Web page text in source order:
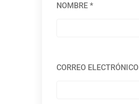
NOMBRE *
CORREO ELECTRÓNICO